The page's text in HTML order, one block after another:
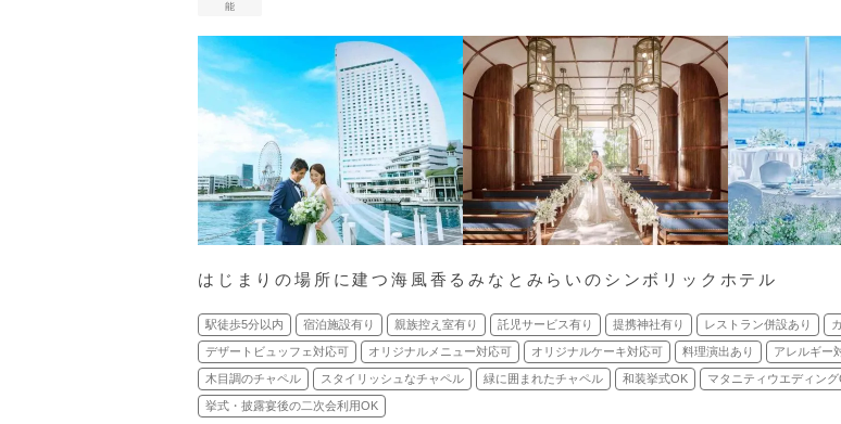
能
はじまりの場所に建つ海風香るみなとみらいのシンボリックホテル
駅徒歩5分以内 宿泊施設有り 親族控え室有り 託児サービス有り 提携神社有り レストラン併設あり
デザートビュッフェ対応可 オリジナルメニュー対応可 オリジナルケーキ対応可 料理演出あり アレルギー
木目調のチャペル スタイリッシュなチャペル 緑に囲まれたチャペル 和装挙式OK マタニティウエディン
挙式・披露宴後の二次会利用OK